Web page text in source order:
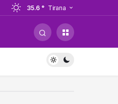
35.6 ° Tirana